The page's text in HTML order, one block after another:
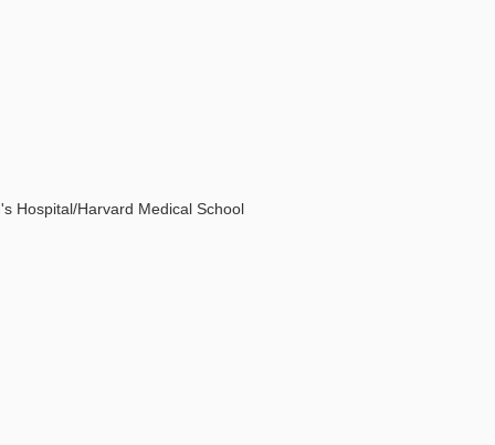
Hospital/Harvard Medical School